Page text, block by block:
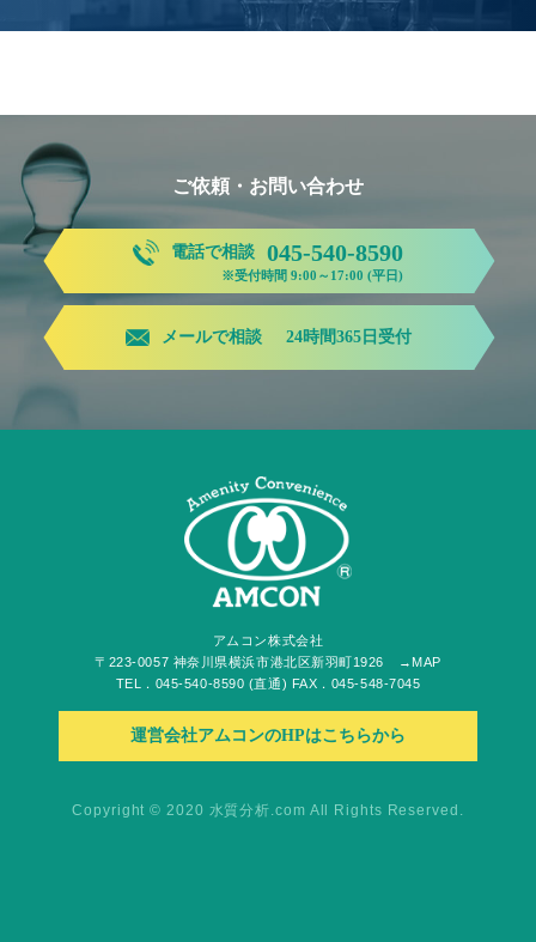
ご依頼・お問い合わせ
電話で相談 045-540-8590
※受付時間 9:00～17:00 (平日)
メールで相談 24時間365日受付
アムコン株式会社
〒223-0057 神奈川県横浜市港北区新羽町1926
→MAP
TEL．045-540-8590 (直通) FAX．045-548-7045
運営会社アムコンのHPはこちらから
Copyright © 2020 水質分析.com All Rights Reserved.